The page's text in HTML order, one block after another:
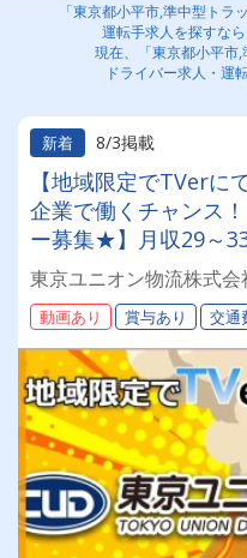
「東京都小平市,準中型トラ
運転手求人を探すなら
現在、「東京都小平市
ドライバー求人・運
新着
8/3掲載
【地域限定でTVerに
企業で働くチャンス
ー募集★】月収29～
／福利厚生充実／仕
間休日113日以上】
実可◎ 「安心・安全
流でドライバーライ
東京ユニオン物流株式
動画あり 賞与あり 交通